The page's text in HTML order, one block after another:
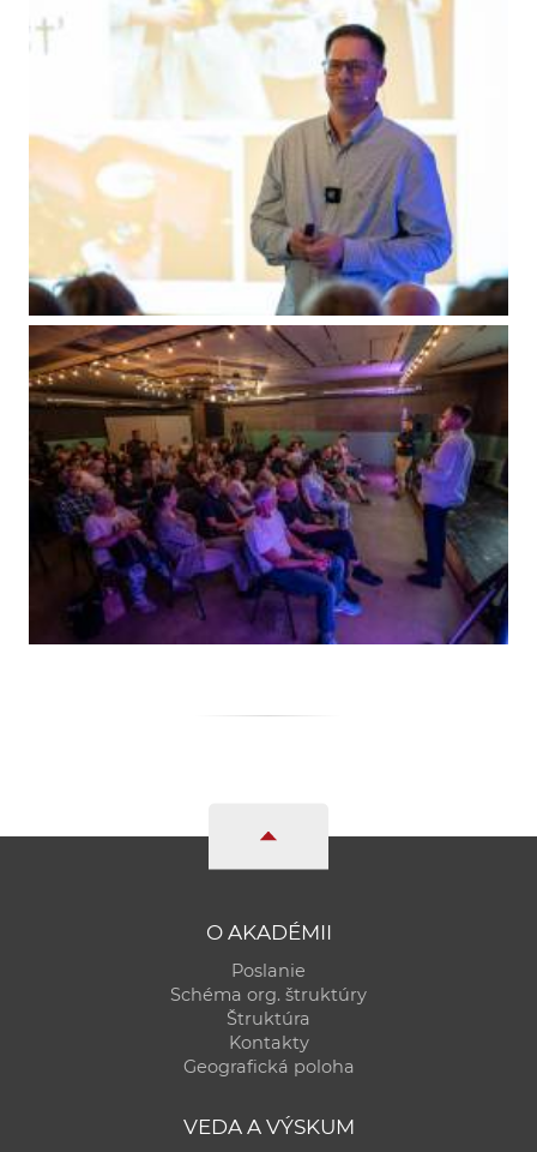
O AKADÉMII
Poslanie
Schéma org. štruktúry
Štruktúra
Kontakty
Geografická poloha
VEDA A VÝSKUM